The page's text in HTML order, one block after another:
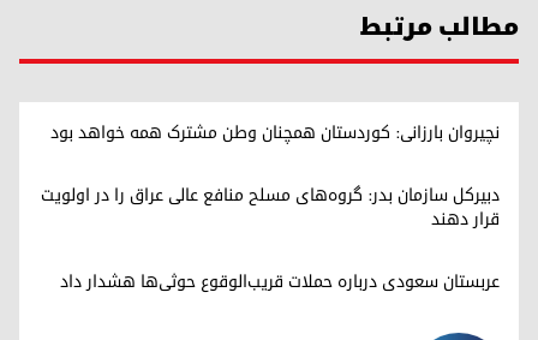
مطالب مرتبط
نچیروان بارزانی: کوردستان همچنان وطن مشترک همه خواهد بود
دبیرکل سازمان بدر: گروه‌های مسلح منافع عالی عراق را در اولویت
قرار دهند
عربستان سعودی درباره حملات قریب‌الوقوع حوثی‌ها هشدار داد